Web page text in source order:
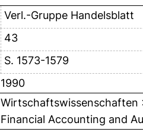
Verl.-Gruppe Handelsblatt
43
S. 1573-1579
1990
Financial Accounting and